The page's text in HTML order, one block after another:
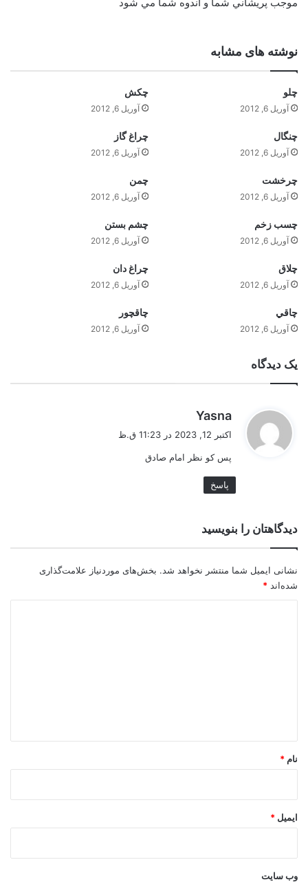
نوشته های مشابه
چلو
آوریل 6, 2012
چکش
آوریل 6, 2012
چنگال
آوریل 6, 2012
چراغ گاز
آوریل 6, 2012
چرخشت
آوریل 6, 2012
چمن
آوریل 6, 2012
چسب زخم
آوریل 6, 2012
چشم بستن
آوریل 6, 2012
چلاق
آوریل 6, 2012
چراغ دان
آوریل 6, 2012
چاقي
آوریل 6, 2012
چاقچور
آوریل 6, 2012
یک دیدگاه
Yasna
:
اکتبر 12, 2023 در 11:23 ق.ظ
پس کو نظر امام صادق
پاسخ
دیدگاهتان را بنویسید
نشانی ایمیل شما منتشر نخواهد شد. بخش‌های موردنیاز علامت‌گذاری
شده‌اند *
نام *
ایمیل *
وب‌ سایت